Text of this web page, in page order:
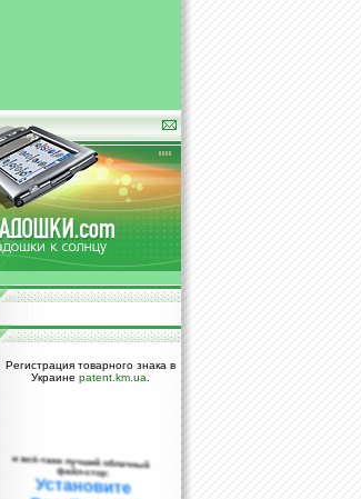
Регистрация товарного знака в
Украине patent.km.ua
и всё-таки лучший облачный
файл-стор:
Установите
DropBox уже
сегодня!
ПОЖАЛУЙСТА,